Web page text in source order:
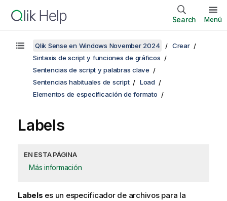
Search Menú
Qlik Sense en Windows November 2024
Crear
Sintaxis de script y funciones de gráficos
Sentencias de script y palabras clave
Sentencias habituales de script
Load
Elementos de especificación de formato
Labels
EN ESTA PÁGINA
Más información
Labels es un especificador de archivos para la